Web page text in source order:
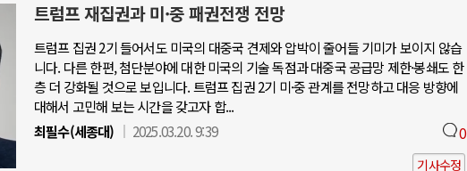
트럼프 재집권과 미·중 패권전쟁 전망
트럼프 집권 2기 들어서도 미국의 대중국 견제와 압박이 줄어들 기미가 보이지 않습
니다. 다른 한편, 첨단분야에 대한 미국의 기술 독점과 대중국 공급망 제한·봉쇄도 한
층 더 강화될 것으로 보입니다. 트럼프 집권 2기 미·중 관계를 전망하고 대응 방향에
대해서 고민해 보는 시간을 갖고자 합...
최필수(세종대)
2025.03.20. 9:39 0
기사수정